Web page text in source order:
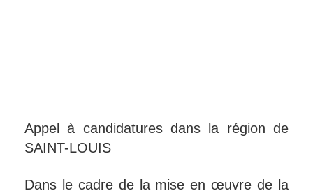
Appel à candidatures dans la région de
SAINT-LOUIS
Dans le cadre de la mise en œuvre de la